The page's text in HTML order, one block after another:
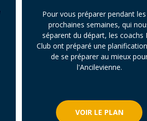
Pour vous préparer pendant
prochaines semaines, qui
séparent du départ, les coachs
Club ont préparé une
de se préparer au mieux
l'Ancilevienne.
VOIR LE PLAN